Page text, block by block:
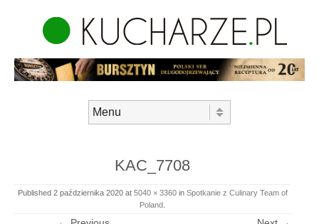
KAC_7708
Published 2 października 2020at 5040 × 3360in Spotkanie z Culinary Team of
Poland